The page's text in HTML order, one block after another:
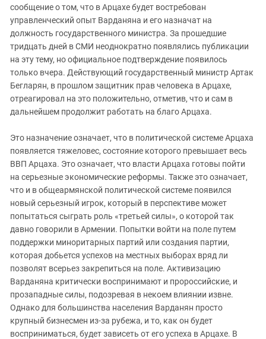
сообщение о том, что в Арцахе будет востребован
управленческий опыт Варданяна и его назначат на
должность государственного министра. За прошедшие
тридцать дней в СМИ неоднократно появлялись публикации
на эту тему, но официальное подтверждение появилось
только вчера. Действующий государственный министр Артак
Бегларян, в прошлом защитник прав человека в Арцахе,
отреагировал на это положительно, отметив, что и сам в
дальнейшем продолжит работать на благо Арцаха.
Это назначение означает, что в политической системе Арцаха
появляется тяжеловес, состояние которого превышает весь
ВВП Арцаха. Это означает, что власти Арцаха готовы пойти
на серьезные экономические реформы. Также это означает,
что и в общеармянской политической системе появился
новый серьезный игрок, который в перспективе может
попытаться сыграть роль «третьей силы», о которой так
давно говорили в Армении. Попытки войти на поле путем
поддержки миноритарных партий или создания партии,
которая добьется успехов на местных выборах вряд ли
позволят всерьез закрепиться на поле. Активизацию
Варданяна критически воспринимают и пророссийские, и
прозападные силы, подозревая в некоем влиянии извне.
Однако для большинства населения Варданян просто
крупный бизнесмен из-за рубежа, и то, как он будет
восприниматься, будет зависеть от его успеха в Арцахе. В